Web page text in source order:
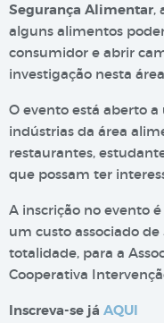
Segurança Alimentar,
alguns alimentos
consumidor e abrir
investigação nesta
O evento está aberto
indústrias da área
restaurantes,
que possam ter
A inscrição no evento
um custo associado
totalidade, para a
Cooperativa
Inscreva-se já AQUI